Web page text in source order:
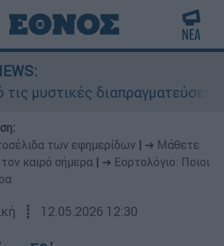
διαπραγματεύσεις και
των εφημερίδων
➔ Μάθετε
καιρό σήμερα
➔ Εορτολόγιο: Ποιοι
┋ 12.05.2026 12:30